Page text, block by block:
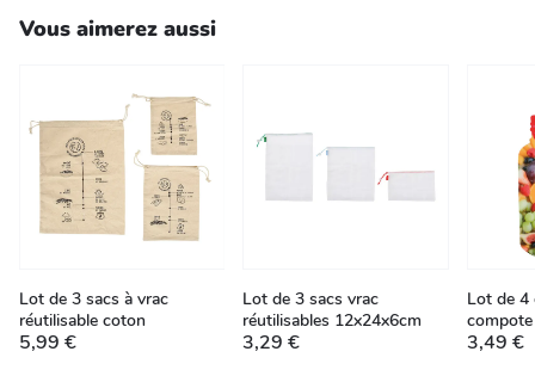
Vous aimerez aussi
Lot de 3 sacs à vrac
réutilisable coton
5,99 €
Lot de 3 sacs vrac
réutilisables 12x24x6cm
3,29 €
Lot de 4
3,49 €